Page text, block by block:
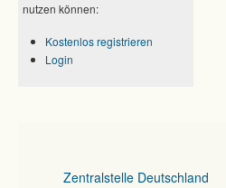
nutzen können:
Kostenlos registrieren
Login
Zentralstelle Deutschland